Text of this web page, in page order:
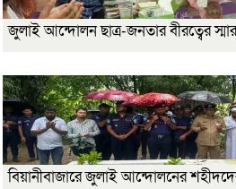
জুলাই আন্দোলন ছাত্র-জনতার বীরত্বের স্মার
বিয়ানীবাজারে জুলাই আন্দোলনের